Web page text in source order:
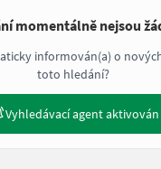
momentálně nejsou
informován(a) o
toto hledání?
Vyhledávací agent aktivován